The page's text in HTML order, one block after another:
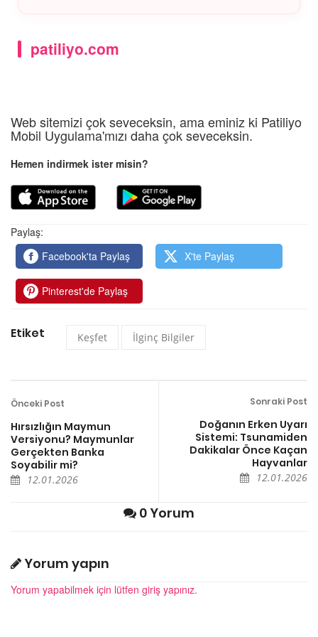
(Drosophila), hücre bölünme hızları ve basit yapıları
direncine sahiptir.
patiliyo.com
Web sitemizi çok seveceksin, ama eminiz ki Patiliyo
Mobil Uygulama'mızı daha çok seveceksin.
Hemen indirmek ister misin?
Paylaş:
Facebook'ta Paylaş
X'te Paylaş
Pinterest'de Paylaş
Etiket Keşfet İlginç Bilgiler
Önceki Post
Hırsızlığın Maymun
Versiyonu? Maymunlar
Gerçekten Banka
Soyabilir mi?
12.01.2026
Sonraki Post
Doğanın Erken Uyarı
Sistemi: Tsunamiden
Dakikalar Önce Kaçan
Hayvanlar
12.01.2026
0 Yorum
Yorum yapın
Yorum yapabilmek için lütfen giriş yapınız.